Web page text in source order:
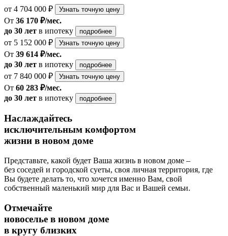
от 4 704 000 ₽ Узнать точную цену
От 36 170 ₽/мес.
до 30 лет в ипотеку подробнее
от 5 152 000 ₽ Узнать точную цену
От 39 614 ₽/мес.
до 30 лет в ипотеку подробнее
от 7 840 000 ₽ Узнать точную цену
От 60 283 ₽/мес.
до 30 лет в ипотеку подробнее
Наслаждайтесь
исключительным комфортом
жизни в новом доме
Представьте, какой будет Ваша жизнь в новом доме –
без соседей и городской суеты, своя личная территория, где
Вы будете делать то, что хочется именно Вам, свой
собственный маленький мир для Вас и Вашей семьи.
Отмечайте
новоселье в новом доме
в кругу близких